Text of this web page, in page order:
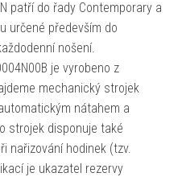
patří do řady Contemporary a
určené především do
nošení.
je vyrobeno z
mechanický strojek
nátahem a
strojek disponuje také
nařizování hodinek (tzv.
je ukazatel rezervy